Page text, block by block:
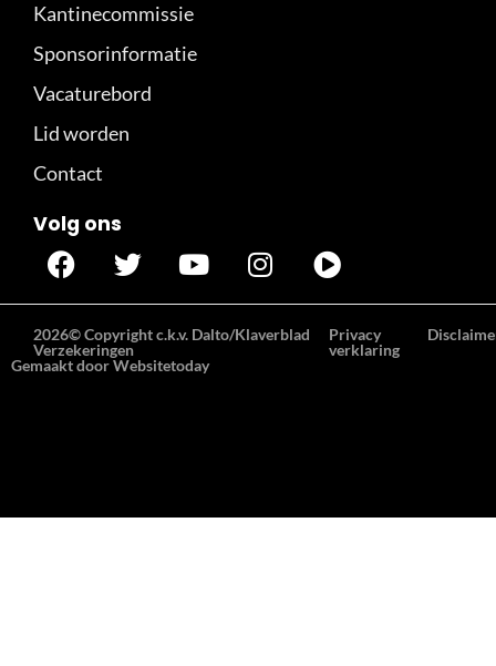
Kantinecommissie
Sponsorinformatie
Vacaturebord
Lid worden
Contact
Volg ons
2026© Copyright c.k.v. Dalto/Klaverblad
Verzekeringen
Privacy
verklaring
Gemaakt door Websitetoday